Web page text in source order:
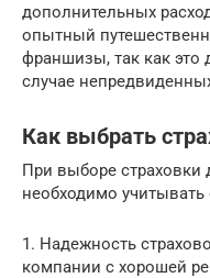
дополнительных
опытный
франшизы, так как это
случае
Как выбрать
При выборе страховки
необходимо
1. Надежность
компании с хорошей